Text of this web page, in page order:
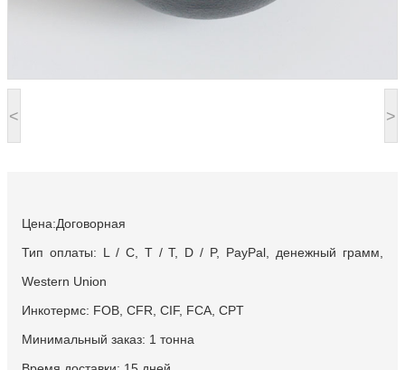
< >
Цена:Договорная
Тип оплаты: L / C, T / T, D / P, PayPal, денежный грамм,
Western Union
Инкотермс: FOB, CFR, CIF, FCA, CPT
Минимальный заказ: 1 тонна